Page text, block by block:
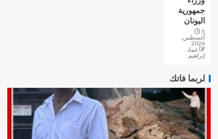
جمهورية
اليونان
5
أغسطس،
2026
عماد
إبراهيم
لربما فاتك